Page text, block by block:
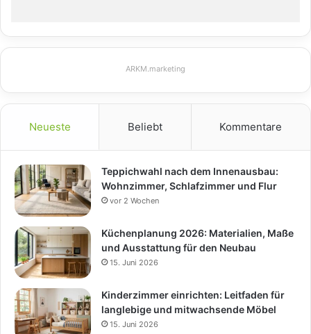
ARKM.marketing
Neueste Beliebt Kommentare
Teppichwahl nach dem Innenausbau:
Wohnzimmer, Schlafzimmer und Flur
vor 2 Wochen
Küchenplanung 2026: Materialien, Maße
und Ausstattung für den Neubau
15. Juni 2026
Kinderzimmer einrichten: Leitfaden für
langlebige und mitwachsende Möbel
15. Juni 2026